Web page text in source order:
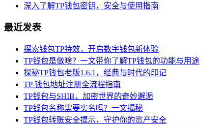
深入了解TP钱包密钥，安全与使用指南
最近发表
探索钱包TP特效，开启数字钱包新体验
TP钱包是做啥？一文带你了解TP钱包的功能与用途
探秘TP钱包老版1.6.1，经典与时代的印记
TP 钱包地址注册全流程指南
TP钱包与SHIB，加密世界的奇妙邂逅
TP钱包名称需要实名吗？一文揭秘
TP钱包转账安全提示，守护你的资产安全